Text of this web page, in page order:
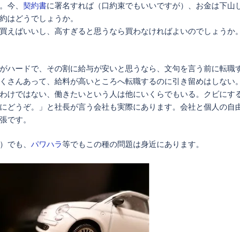
今、 契約書に署名すれば（口約束でもいいですが）、お金は下山
はどうでしょうか。
えばいいし、高すぎると思うなら買わなければよいのでしょうか
ハードで、その割に給与が安いと思うなら、文句を言う前に転職
さんあって、給料が高いところへ転職するのに引き留めはしない
けではない、働きたいという人は他にいくらでもいる。クビにす
どうぞ。」と社長が言う会社も実際にあります。会社と個人の自
です。
でも、 パワハラ等でもこの種の問題は身近にあります。